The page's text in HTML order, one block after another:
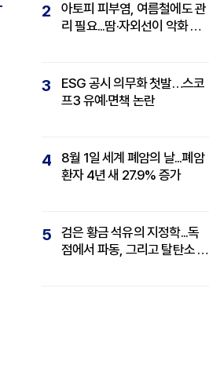
2
아토피 피부염, 여름철에도 관
리 필요...땀·자외선이 악화 요
3
ESG 공시 의무화 첫발…스코
프3 유예·면책 논란
4
8월 1일 세계 폐암의 날...폐암
환자 4년 새 27.9% 증가
5
검은 황금 석유의 지정학...독
점에서 파동, 그리고 탈탄소 패